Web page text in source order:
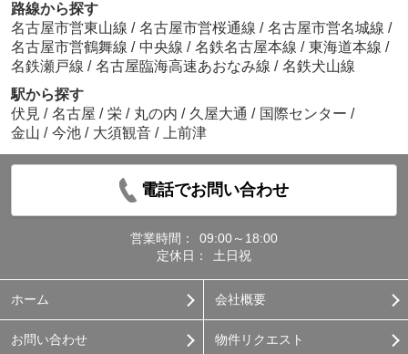
路線から探す
名古屋市営東山線 / 名古屋市営桜通線 / 名古屋市営名城線 /
名古屋市営鶴舞線 / 中央線 / 名鉄名古屋本線 / 東海道本線 /
名鉄瀬戸線 / 名古屋臨海高速あおなみ線 / 名鉄犬山線
駅から探す
伏見 / 名古屋 / 栄 / 丸の内 / 久屋大通 / 国際センター /
金山 / 今池 / 大須観音 / 上前津
電話でお問い合わせ
営業時間：
09:00～18:00
定休日：
土日祝
ホーム 会社概要
お問い合わせ 物件リクエスト